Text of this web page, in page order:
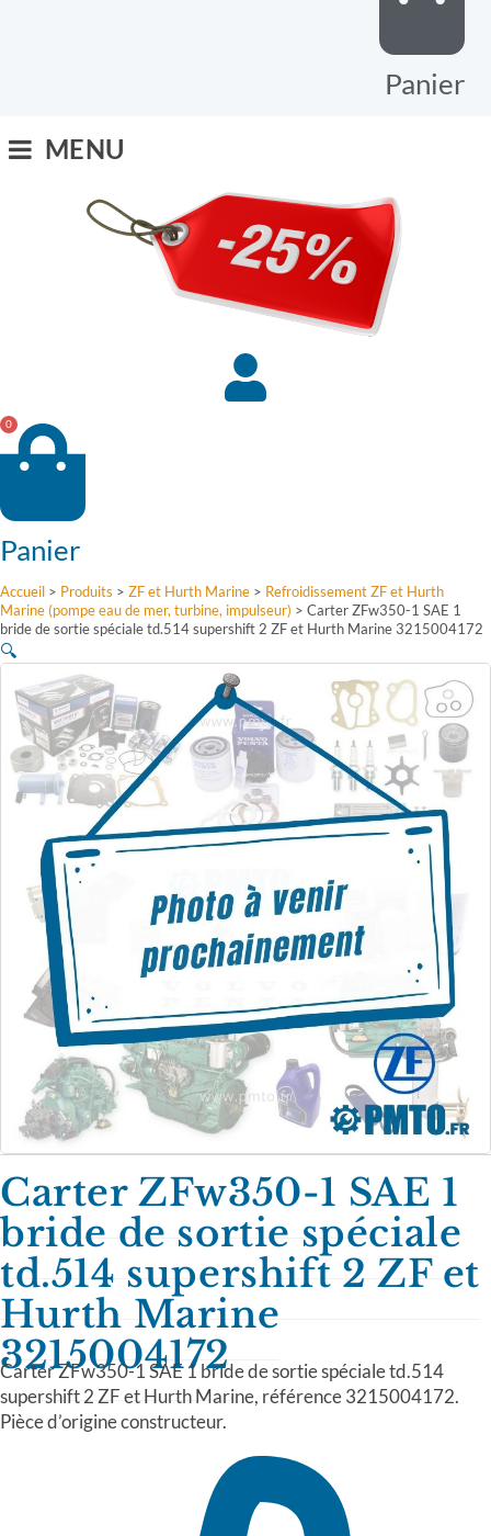
Panier
MENU
0
Panier
Accueil > Produits > ZF et Hurth Marine > Refroidissement ZF et Hurth
Marine (pompe eau de mer, turbine, impulseur) > Carter ZFw350-1 SAE 1
bride de sortie spéciale td.514 supershift 2 ZF et Hurth Marine 3215004172
🔍
Carter ZFw350-1 SAE 1
bride de sortie spéciale
td.514 supershift 2 ZF et
Hurth Marine
3215004172
Carter ZFw350-1 SAE 1 bride de sortie spéciale td.514
supershift 2 ZF et Hurth Marine, référence 3215004172.
Pièce d’origine constructeur.